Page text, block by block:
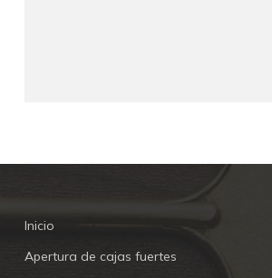
Inicio
Apertura de cajas fuertes